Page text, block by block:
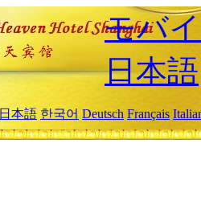
モバ
日本語
日本語 한국어 Deutsch Français